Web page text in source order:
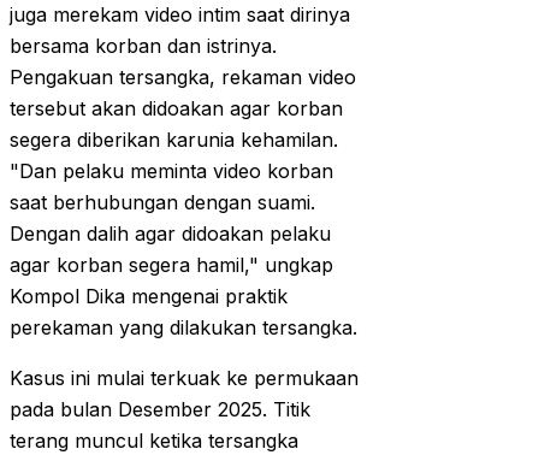
juga merekam video intim saat dirinya
bersama korban dan istrinya.
Pengakuan tersangka, rekaman video
tersebut akan didoakan agar korban
segera diberikan karunia kehamilan.
"Dan pelaku meminta video korban
saat berhubungan dengan suami.
Dengan dalih agar didoakan pelaku
agar korban segera hamil," ungkap
Kompol Dika mengenai praktik
perekaman yang dilakukan tersangka.
Kasus ini mulai terkuak ke permukaan
pada bulan Desember 2025. Titik
terang muncul ketika tersangka